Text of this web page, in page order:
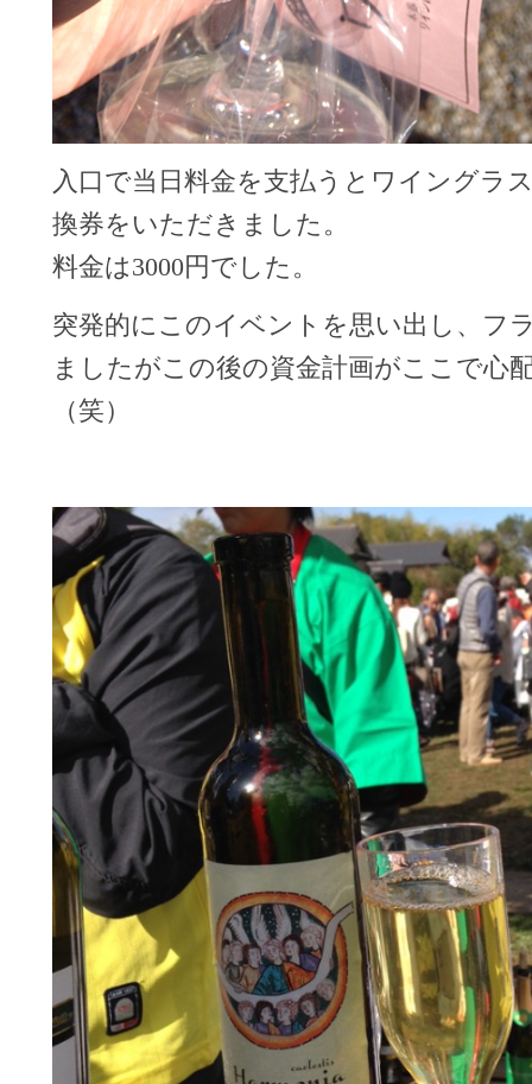
入口で当日料金を支払うとワイングラ
換券をいただきました。
料金は3000円でした。
突発的にこのイベントを思い出し、フ
ましたがこの後の資金計画がここで心
（笑）